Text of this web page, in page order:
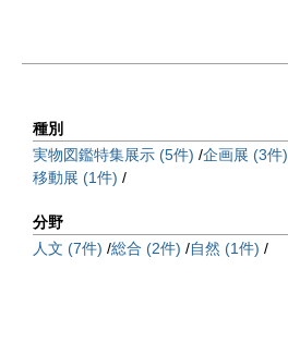
種別
実物図鑑特集展示 (5件) 企画展 (3件)
移動展 (1件)
分野
人文 (7件) 総合 (2件) 自然 (1件)